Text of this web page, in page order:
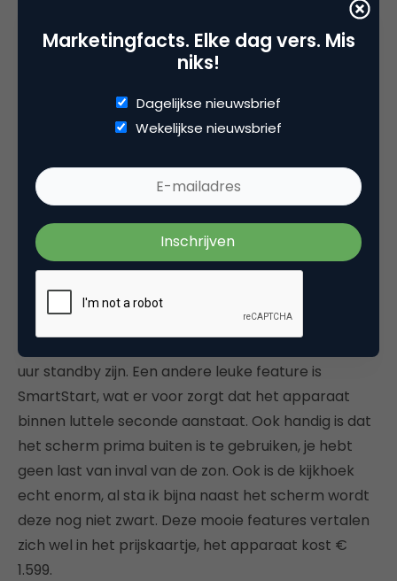
Samsung. En eerlijk is eerlijk, ook deze zien er gelikt
uit. Het apparaat is 1,3 kilo en zeer dun, onder
andere dankzij de polymeer batterij die
bijvoorbeeld ook in iPads wordt gebruik om deze
klein te houden. In tegenstelling tot traditionele
Litium Ion batterijen kan je deze als het ware
“gieten”, wordt me verteld, en kan deze daarom
elke vrije ruimte benutten. Daarnaast zou hij tot 8
uur standby zijn. Een andere leuke feature is
SmartStart, wat er voor zorgt dat het apparaat
binnen luttele seconde aanstaat. Ook handig is dat
het scherm prima buiten is te gebruiken, je hebt
geen last van inval van de zon. Ook is de kijkhoek
echt enorm, al sta ik bijna naast het scherm wordt
deze nog niet zwart. Deze mooie features vertalen
zich wel in het prijskaartje, het apparaat kost €
1.599.
Marketingfacts. Elke dag vers. Mis
niks!
Dagelijkse nieuwsbrief
Wekelijkse nieuwsbrief